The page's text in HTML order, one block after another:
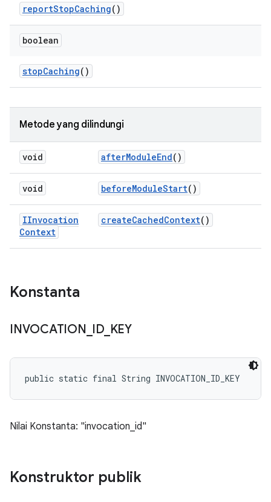
reportStopCaching()
boolean
stopCaching()
Metode yang dilindungi
void afterModuleEnd()
void beforeModuleStart()
IInvocation
Context
createCachedContext()
Konstanta
INVOCATION ID_ KEY
public static final String INVOCATION_ID_KEY
Nilai Konstanta: "invocation_id"
Konstruktor publik